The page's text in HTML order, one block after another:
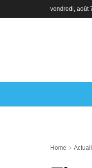
vendredi, août
Home